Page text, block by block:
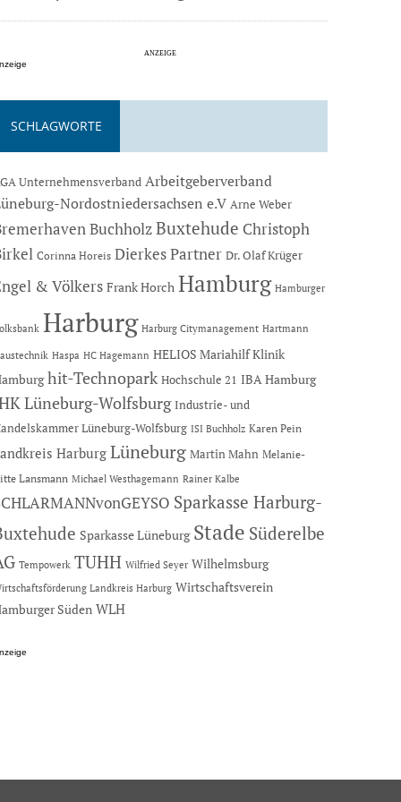
SCHLAGWORTE
Unternehmensverband Arbeitgeberverband
Nordostniedersachsen e.V Arne Weber
BuchholzBuxtehude Christoph
Corinna Horeis Dierkes Partner Dr. Olaf Krüger
& Völkers Frank Horch Hamburg Hamburger
Harburg Harburg Citymanagement Hartmann
Haspa HC Hagemann HELIOS Mariahilf Klinik
hit-Technopark Hochschule 21 IBA Hamburg
Lüneburg-Wolfsburg Industrie- und
Lüneburg-Wolfsburg ISI Buchholz Karen Pein
Harburg Lüneburg Martin Mahn Melanie-
Lansmann Michael Westhagemann Rainer Kalbe
Sparkasse Harburg-
Sparkasse Lüneburg Stade Süderelbe
Tempowerk TUHH Wilfried Seyer Wilhelmsburg
Landkreis Harburg Wirtschaftsverein
Süden WLH